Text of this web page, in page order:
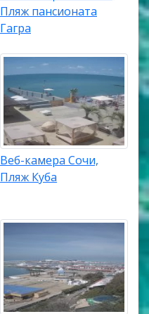
Пляж пансионата
Гагра
Веб-камера Сочи,
Пляж Куба